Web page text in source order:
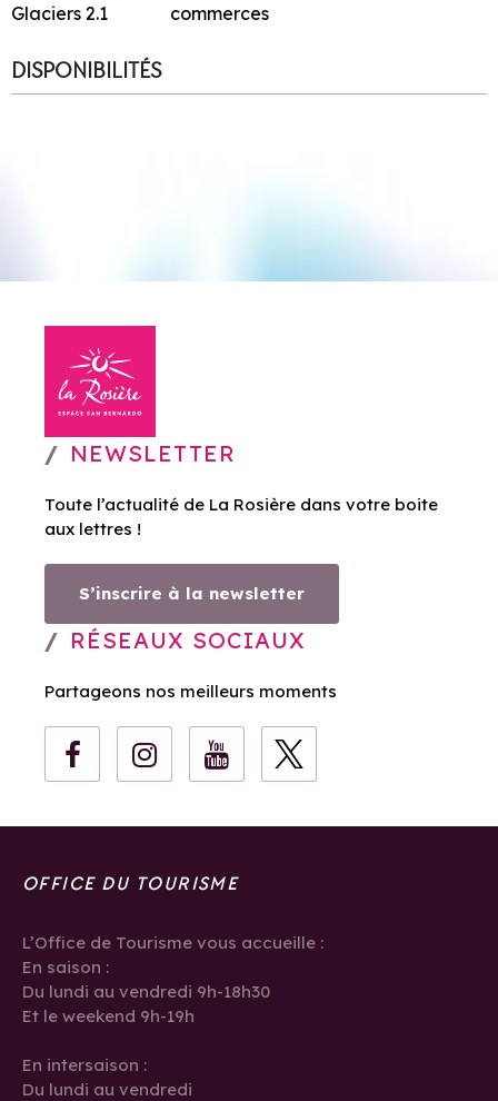
Glaciers 2.1
commerces
DISPONIBILITÉS
NEWSLETTER
Toute l’actualité de La Rosière dans votre boite
aux lettres !
S’inscrire à la newsletter
RÉSEAUX SOCIAUX
Partageons nos meilleurs moments
OFFICE DU TOURISME
L’Office de Tourisme vous accueille :
En saison :
Du lundi au vendredi 9h-18h30
Et le weekend 9h-19h
En intersaison :
Du lundi au vendredi